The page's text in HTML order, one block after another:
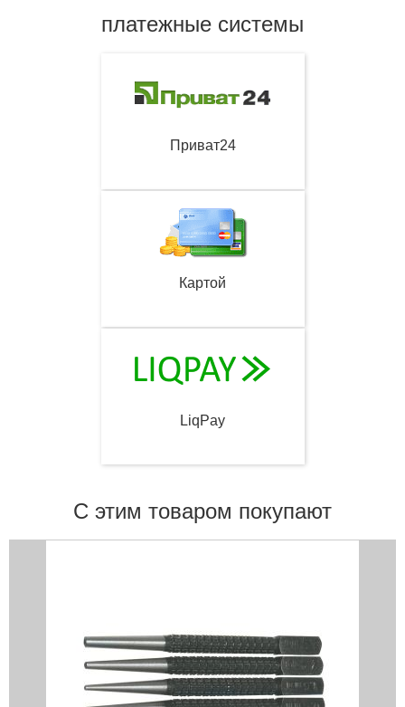
платежные системы
Приват24
Картой
LiqPay
С этим товаром покупают